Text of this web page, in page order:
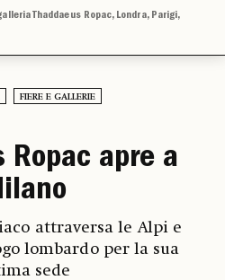
Thaddaeus Ropac, Londra, Parigi,
FIERE E GALLERIE
Ropac apre a
attraversa le Alpi e
lombardo per la sua
sede